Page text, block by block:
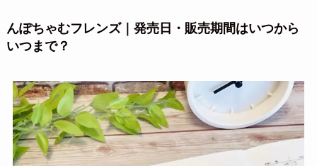
んぽちゃむフレンズ｜発売日・販売期間はいつから
いつまで？